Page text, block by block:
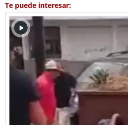
Te puede interesar: